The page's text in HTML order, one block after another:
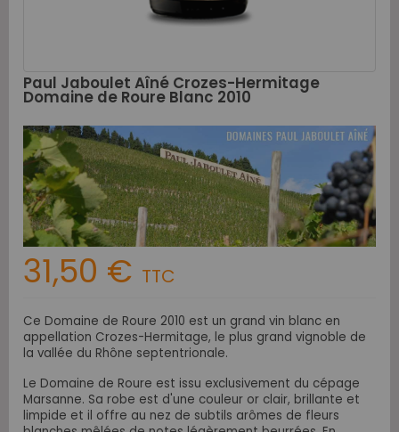
Paul Jaboulet Aîné Crozes-Hermitage
Domaine de Roure Blanc 2010
31,50 € TTC
Ce Domaine de Roure 2010 est un grand vin blanc en
appellation Crozes-Hermitage, le plus grand vignoble de
la vallée du Rhône septentrionale.
Le Domaine de Roure est issu exclusivement du cépage
Marsanne. Sa robe est d'une couleur or clair, brillante et
limpide et il offre au nez de subtils arômes de fleurs